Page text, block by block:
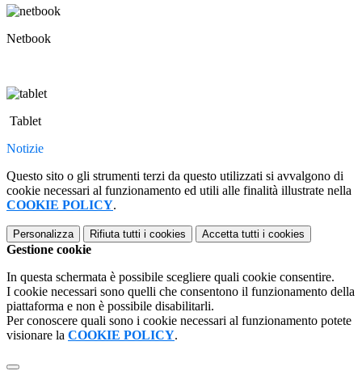
Netbook
Tablet
Notizie
Questo sito o gli strumenti terzi da questo utilizzati si avvalgono di
cookie necessari al funzionamento ed utili alle finalità illustrate nella
COOKIE POLICY.
Personalizza Rifiuta tutti i cookies Accetta tutti i cookies
Gestione cookie
In questa schermata è possibile scegliere quali cookie consentire.
I cookie necessari sono quelli che consentono il funzionamento della
piattaforma e non è possibile disabilitarli.
Per conoscere quali sono i cookie necessari al funzionamento potete
visionare la COOKIE POLICY.